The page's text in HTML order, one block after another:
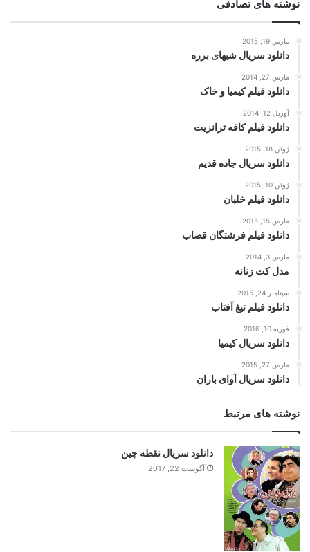
نوشته های تصادفی
مارس 19, 2015
دانلود سریال شبهای برره
مارس 27, 2014
دانلود فیلم کیمیا و خاک
آوریل 12, 2014
دانلود فیلم کافه ترانزیت
ژوئن 18, 2015
دانلود سریال جاده قدیم
ژوئن 10, 2015
دانلود فیلم خلبان
مارس 15, 2015
دانلود فیلم فرشتگان قصاب
مارس 3, 2014
مدل کت زنانه
سپتامبر 24, 2015
دانلود فیلم تیغ آفتاب
فوریه 10, 2016
دانلود سریال کیمیا
مارس 27, 2015
دانلود سریال آوای باران
نوشته های مرتبط
دانلود سریال نقطه چین
آگوست 22, 2017